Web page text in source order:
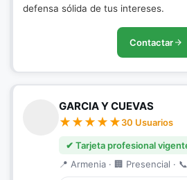
defensa sólida de tus intereses.
Contactar
GARCIA Y CUEVAS
30 Usuarios
✔ Tarjeta profesional
📍 Armenia · 🏢 Presencial ·